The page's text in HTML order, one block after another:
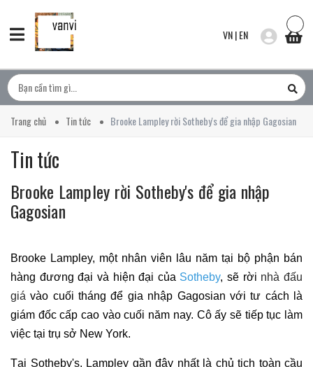
VN|EN
Trang chủ Tin tức Brooke Lampley rời Sotheby's để gia nhập Gagosian
Tin tức
Brooke Lampley rời Sotheby's để gia nhập
Gagosian
Brooke Lampley, một nhân viên lâu năm tại bộ phận bán
hàng đương đại và hiện đại của Sotheby, sẽ rời nhà đấu
giá vào cuối tháng để gia nhập Gagosian với tư cách là
giám đốc cấp cao vào cuối năm nay. Cô ấy sẽ tiếp tục làm
việc tại trụ sở New York.
Tại Sotheby's, Lampley gần đây nhất là chủ tịch toàn cầu